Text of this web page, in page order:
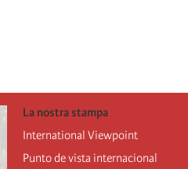
La nostra stampa
International Viewpoint
Punto de vista internacional